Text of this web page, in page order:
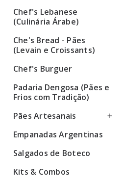
Chef's Lebanese
(Culinária Árabe)
Che's Bread - Pães
(Levain e Croissants)
Chef's Burguer
Padaria Dengosa (Pães e
Frios com Tradição)
Pães Artesanais
Ver todos
Empanadas Argentinas
Salgados de Boteco
Kits & Combos